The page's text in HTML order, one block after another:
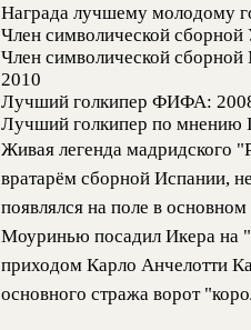
Награда лучшему молодому
Член символической
Член символической
2010
Лучший голкипер ФИФА:
Лучший голкипер по мнению
Живая легенда мадридского
вратарём сборной Испании,
появлялся на поле в
Моуринью посадил Икера на
приходом Карло Анчелотти
основного стража ворот